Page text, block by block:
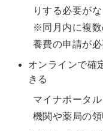
りする必要がな
※同月内に複数
養費の申請が
オンラインで確
きる
マイナポータ
機関や薬局の